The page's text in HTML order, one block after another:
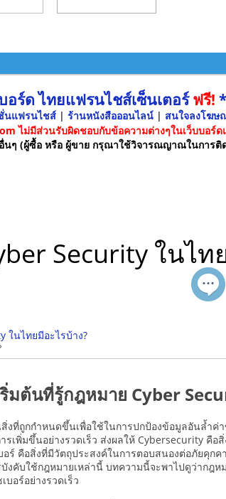
ร์ด ไทยแฟรนไชส์เซ็นเตอร์ฟรี! *
นแฟรนไชส์ | ร้านหนังสือออนไลน์ | สนใจลงโฆษ
ไม่มีส่วนรับผิดชอบกับข้อความต่างๆในเว็บบอร์ด
นๆ (ผู้ซื้อ หรือ ผู้ขาย กรุณาใช้วิจารณญาณในการติ
Security ในไท
ในไทยมีอะไรบ้าง?
มต้นที่รู้กฎหมาย Cyber
งที่ถูกกำหนดขึ้นเพื่อใช้ในการปกป้องข้อมูลอันล้ำค่
เพิ่มขึ้นอย่างรวดเร็ว ส่งผลให้ Cybersecurity คือ
ร์ คือสิ่งที่มีวัตถุประสงค์ในการตอบสนองต่อภัยคุก
งคับใช้กฎหมายเหล่านี้ บทความนี้จะพาไปดูว่ากฎห
อร์อย่างรวดเร็ว